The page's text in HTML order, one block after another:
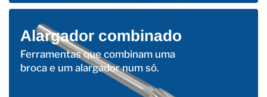
Alargador combinado
Ferramentas que combinam uma
broca e um alargador num só.